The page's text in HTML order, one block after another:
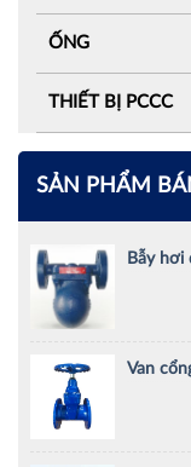
ỐNG
THIẾT BỊ PCCC
SẢN PHẨM
Bẫy hơi
Van